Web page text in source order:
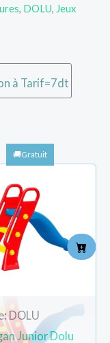
, DOLU, Jeux
à Tarif=7dt
DOLU
Junior Dolu